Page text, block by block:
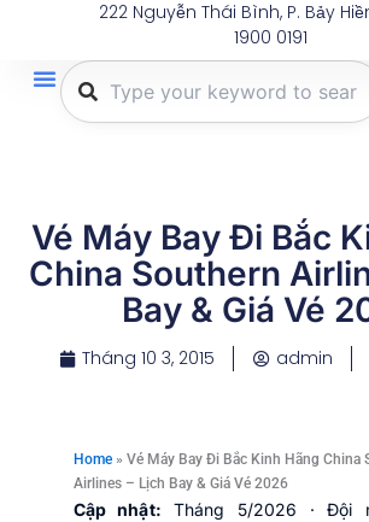
222 Nguyễn Thái Bình, P. Bảy
1900 0191
Vé Máy Bay Đi Bắc
China Southern
Bay & Giá Vé
Tháng 10 3, 2015 admin
Home» Vé Máy Bay Đi Bắc Kinh Hãng China
Airlines – Lịch Bay & Giá Vé 2026
Cập nhật: Tháng 5/2026 · Đội